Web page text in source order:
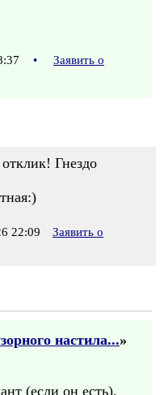
•
Заявить о
Гнездо
22:09
Заявить о
настила...»
(если он есть),